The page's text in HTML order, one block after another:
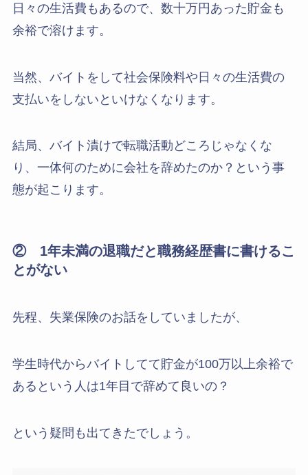
日々の生活費もあるので、数十万円あった貯金も
余裕で溶けます。
当然、バイトをして社会保険料や日々の生活費の
支払いをしないといけなくなります。
結局、バイト漬けで転職活動どころじゃなくな
り、一体何のために会社を辞めたのか？という事
態が起こります。
② 1年未満の退職だと職務経歴書に書けるこ
とがない
先程、失業保険のお話をしていましたが、
学生時代からバイトしてて貯金が100万以上余裕で
あるという人は1年目で辞めて良いの？
という疑問も出てきたでしょう。